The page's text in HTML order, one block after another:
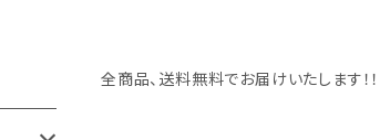
全商品、送料無料でお届けいたします！！